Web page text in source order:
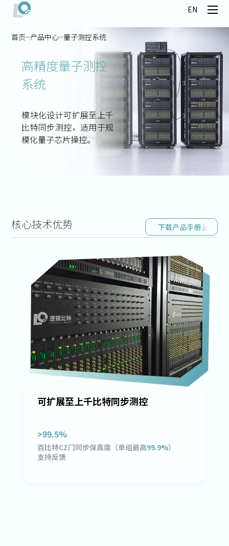
EN
首页 产品中心 量子测控系统
高精度量子测控
系统
模块化设计可扩展至上千
比特同步测控，适用于规
模化量子芯片操控。
核心技术优势 下载产品手册
可扩展至上千比特同步测控
>99.5%
百比特CZ门同步保真度（单组最高99.9%）
支持反馈